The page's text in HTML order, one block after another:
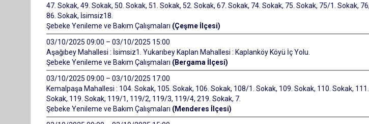
47. Sokak, 49. Sokak, 50. Sokak, 51. Sokak, 52. Sokak, 67. Sokak, 74. Sokak, 75. Sokak, 75/1. Sokak,
86. Sokak, İsimsiz18.
Şebeke Yenileme ve Bakım Çalışmaları (Çeşme İlçesi)
03/10/2025 09:00 – 03/10/2025 15:00
Aşağıbey Mahallesi : İsimsiz1. Yukarıbey Kaplan Mahallesi : Kaplanköy Köyü İç Yolu.
Şebeke Yenileme ve Bakım Çalışmaları (Bergama İlçesi)
03/10/2025 09:00 – 03/10/2025 17:00
Kemalpaşa Mahallesi : 104. Sokak, 105. Sokak, 106. Sokak, 108/1. Sokak, 109. Sokak, 110. Sokak,
Sokak, 119. Sokak, 119/1, 119/2, 119/3, 119/4, 219. Sokak, 7.
Şebeke Yenileme ve Bakım Çalışmaları (Menderes İlçesi)